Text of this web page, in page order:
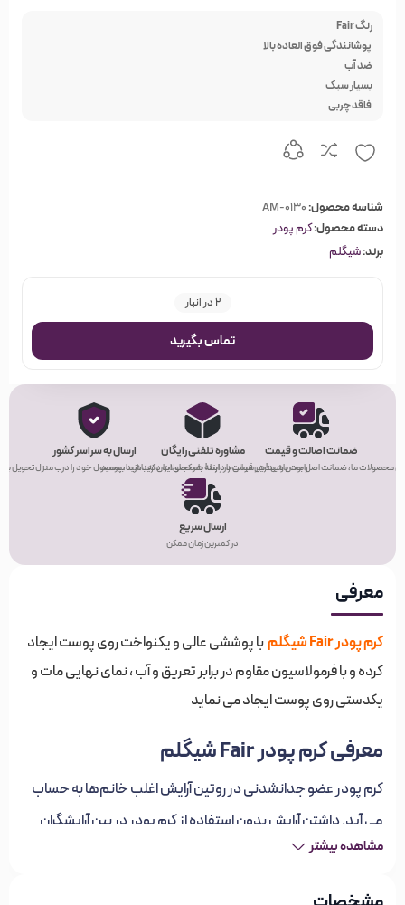
رنگ Fair
پوشانندگی فوق العاده بالا
ضد آب
بسیار سبک
فاقد چربی
شناسه محصول:AM-0130
دسته محصول:کرم پودر
برند:شیگلم
2 در انبار
تماس بگیرید
ضمانت اصالت و قیمت
محصولات ما، ضمانت اصل بودن و بهترین قیمت را دارند!
مشاوره تلفنی رایگان
راحت باشید! هر سوالی در رابطه با محصولات دارید، از ما بپرسید.
ارسال به سراسر کشور
هر کجای ایران که باشید، محصول خود را درب منزل تحویل
ارسال سریع
در کمترین زمان ممکن
معرفی
کرم پودر Fair شیگلم
با پوششی عالی و یکنواخت روی پوست ایجاد
کرده و با فرمولاسیون مقاوم در برابر تعریق و آب ، نمای نهایی مات و
یکدستی روی پوست ایجاد می نماید
معرفی کرم پودر Fair شیگلم
کرم پودر عضو جدانشدنی در روتین آرایش اغلب خانم‌ها به حساب
می آید. داشتن آرایش بدون استفاده از کرم پودر در بین آرایشگران
حرفه ای جایگاهی ندارد. کرم پودر به پوست ظاهری بی نقص و زیبا
مشاهده بیشتر